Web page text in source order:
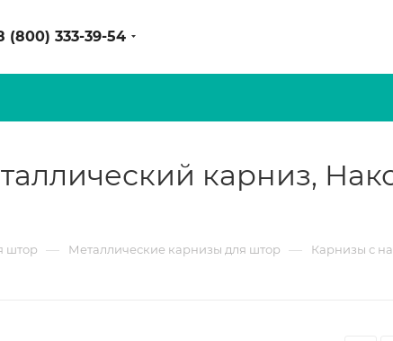
(800) 333-39-54
карниз,
штор — Металлические карнизы для штор — Карнизы с